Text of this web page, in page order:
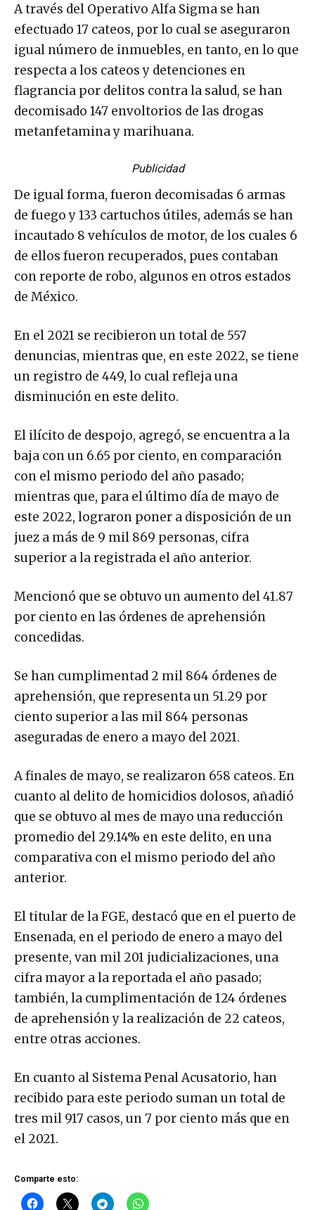
A través del Operativo Alfa Sigma se han
efectuado 17 cateos, por lo cual se aseguraron
igual número de inmuebles, en tanto, en lo que
respecta a los cateos y detenciones en
flagrancia por delitos contra la salud, se han
decomisado 147 envoltorios de las drogas
metanfetamina y marihuana.
Publicidad
De igual forma, fueron decomisadas 6 armas
de fuego y 133 cartuchos útiles, además se han
incautado 8 vehículos de motor, de los cuales 6
de ellos fueron recuperados, pues contaban
con reporte de robo, algunos en otros estados
de México.
En el 2021 se recibieron un total de 557
denuncias, mientras que, en este 2022, se tiene
un registro de 449, lo cual refleja una
disminución en este delito.
El ilícito de despojo, agregó, se encuentra a la
baja con un 6.65 por ciento, en comparación
con el mismo periodo del año pasado;
mientras que, para el último día de mayo de
este 2022, lograron poner a disposición de un
juez a más de 9 mil 869 personas, cifra
superior a la registrada el año anterior.
Mencionó que se obtuvo un aumento del 41.87
por ciento en las órdenes de aprehensión
concedidas.
Se han cumplimentad 2 mil 864 órdenes de
aprehensión, que representa un 51.29 por
ciento superior a las mil 864 personas
aseguradas de enero a mayo del 2021.
A finales de mayo, se realizaron 658 cateos. En
cuanto al delito de homicidios dolosos, añadió
que se obtuvo al mes de mayo una reducción
promedio del 29.14% en este delito, en una
comparativa con el mismo periodo del año
anterior.
El titular de la FGE, destacó que en el puerto de
Ensenada, en el periodo de enero a mayo del
presente, van mil 201 judicializaciones, una
cifra mayor a la reportada el año pasado;
también, la cumplimentación de 124 órdenes
de aprehensión y la realización de 22 cateos,
entre otras acciones.
En cuanto al Sistema Penal Acusatorio, han
recibido para este periodo suman un total de
tres mil 917 casos, un 7 por ciento más que en
el 2021.
Comparte esto: